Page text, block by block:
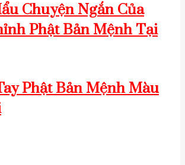
Chuyện Ngắn Của
Phật Bản Mệnh Tại
Phật Bản Mệnh Màu